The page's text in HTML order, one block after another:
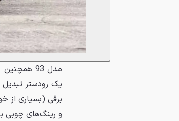
مدل 93
یک رودستر
برقی (بسیاری از